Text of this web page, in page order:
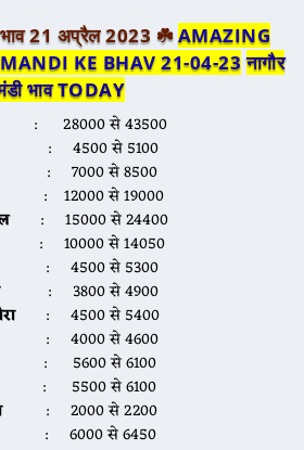
21 अप्रैल 2023 ☘️AMAZING
KE BHAV 21-04-23 नागौर
भाव TODAY
से 43500
4500 से 5100
से 8500
से 19000
: 15000 से 24400
से 14050
4500 से 5300
: 3800 से 4900
: 4500 से 5400
से 4600
5600 से 6100
: 5500 से 6100
: 2000 से 2200
6000 से 6450